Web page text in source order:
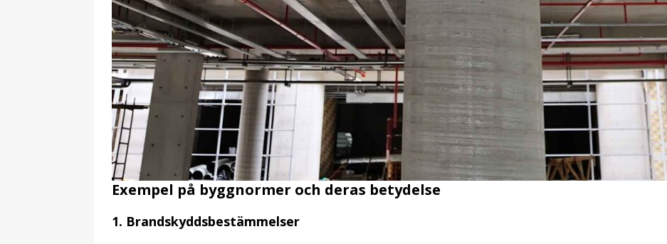
Exempel på byggnormer och deras betydelse
1. Brandskyddsbestämmelser